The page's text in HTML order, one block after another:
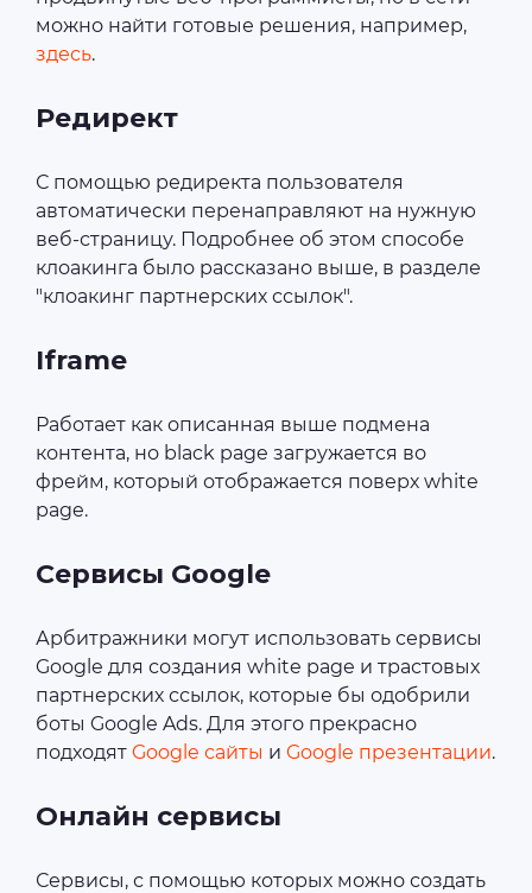
можно найти готовые решения, например,
здесь.
Редирект
С помощью редиректа пользователя
автоматически перенаправляют на нужную
веб-страницу. Подробнее об этом способе
клоакинга было рассказано выше, в разделе
"клоакинг партнерских ссылок".
Iframe
Работает как описанная выше подмена
контента, но black page загружается во
фрейм, который отображается поверх white
page.
Сервисы Google
Арбитражники могут использовать сервисы
Google для создания white page и трастовых
партнерских ссылок, которые бы одобрили
боты Google Ads. Для этого прекрасно
подходят Google сайты и Google презентации.
Онлайн сервисы
Сервисы, с помощью которых можно создать